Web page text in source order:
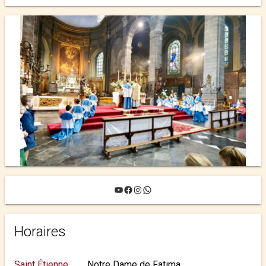
YouTube
Facebook
Instagram
WhatsApp
Horaires